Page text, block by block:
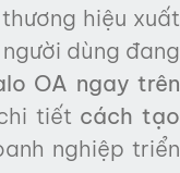
hiệu xuất
dùng đang
OA ngay trên
tiết cách tạo
nghiệp triển